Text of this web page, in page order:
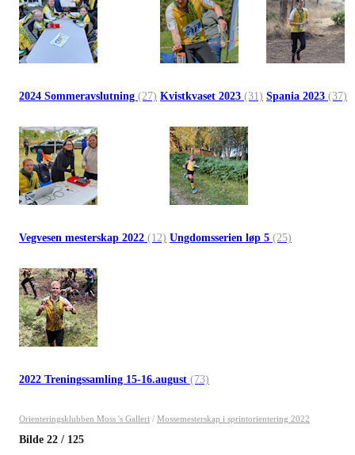
2024 Sommeravslutning (27) Kvistkvaset 2023 (31) Spania 2023 (37)
Vegvesen mesterskap 2022 (12) Ungdomsserien løp 5 (25)
2022 Treningssamling 15-16.august (73)
Orienteringsklubben Moss 's Galleri / Mossemesterskap i sprintorientering 2022
Bilde 22 / 125